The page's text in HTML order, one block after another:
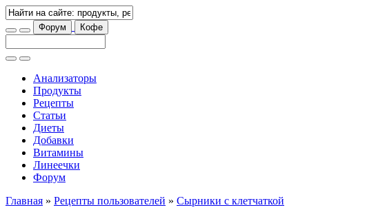
Форум Кофе
Анализаторы
Продукты
Рецепты
Статьи
Диеты
Добавки
Витамины
Линеечки
Форум
Главная » Рецепты пользователей » Сырники с клетчаткой